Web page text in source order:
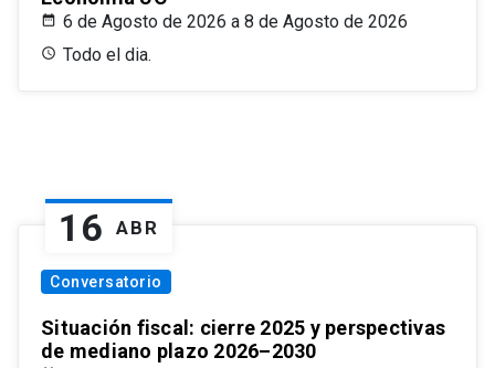
6 de Agosto de 2026 a 8 de Agosto de 2026
Todo el dia.
16 ABR
Conversatorio
Situación fiscal: cierre 2025 y perspectivas
de mediano plazo 2026–2030